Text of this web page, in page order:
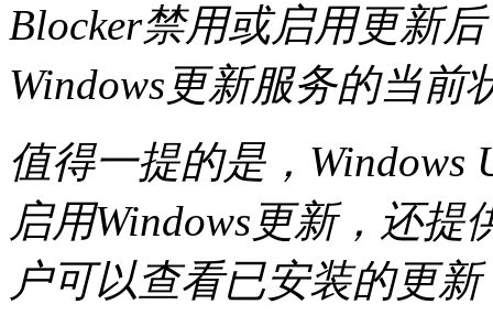
Blocker禁用或启用更新
Windows更新服务的当
值得一提的是，Windows
启用Windows更新，还
户可以查看已安装的更